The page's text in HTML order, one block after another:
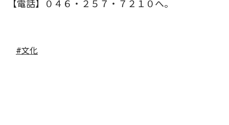
【電話】０４６・２５７・７２１０へ。
#文化